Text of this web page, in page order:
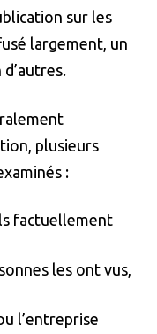
sur les
largement, un
plusieurs
:
factuellement
les ont vus,
l’entreprise